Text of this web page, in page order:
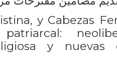
y Cabezas
y nuevas